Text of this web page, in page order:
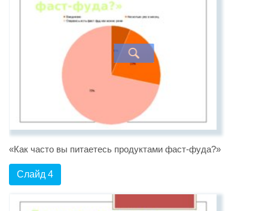
«Как часто вы питаетесь продуктами фаст-фуда?»
Слайд 4